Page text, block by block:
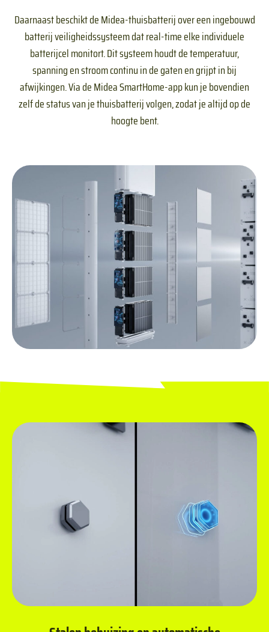
Daarnaast beschikt de Midea-thuisbatterij over een ingebouwd
batterij veiligheidssysteem dat real-time elke individuele
batterijcel monitort. Dit systeem houdt de temperatuur,
spanning en stroom continu in de gaten en grijpt in bij
afwijkingen. Via de Midea SmartHome-app kun je bovendien
zelf de status van je thuisbatterij volgen, zodat je altijd op de
hoogte bent.